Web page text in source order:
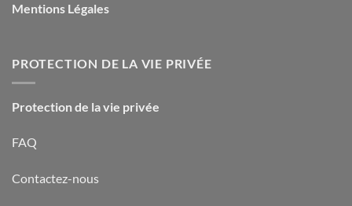
Mentions Légales
PROTECTION DE LA VIE PRIVÉE
Protection de la vie privée
FAQ
Contactez-nous